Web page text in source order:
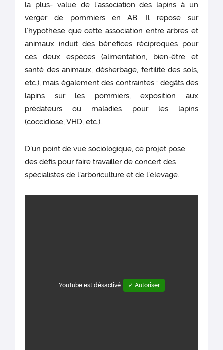
la plus- value de l’association des lapins à un
verger de pommiers en AB. Il repose sur
l’hypothèse que cette association entre arbres et
animaux induit des bénéfices réciproques pour
ces deux espèces (alimentation, bien-être et
santé des animaux, désherbage, fertilité des sols,
etc.), mais également des contraintes : dégâts des
lapins sur les pommiers, exposition aux
prédateurs ou maladies pour les lapins
(coccidiose, VHD, etc.).
D'un point de vue sociologique, ce projet pose
des défis pour faire travailler de concert des
spécialistes de l'arboriculture et de l'élevage.
YouTube est désactivé. ✓ Autoriser